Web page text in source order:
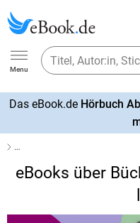
Ebook.de
Menu
Das eBook.de Hörbuch
…
eBooks über